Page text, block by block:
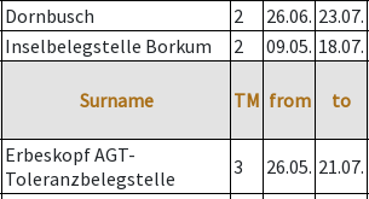
Dornbusch 2 26.06. 23.07.
Inselbelegstelle Borkum 2 09.05. 18.07.
Surname TM from to
Erbeskopf AGT-
Toleranzbelegstelle
3 26.05. 21.07.